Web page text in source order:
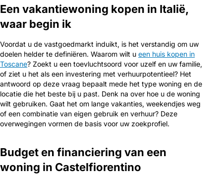
Een vakantiewoning kopen in Italië,
waar begin ik
Voordat u de vastgoedmarkt induikt, is het verstandig om uw
doelen helder te definiëren. Waarom wilt u een huis kopen in
Toscane? Zoekt u een toevluchtsoord voor uzelf en uw familie,
of ziet u het als een investering met verhuurpotentieel? Het
antwoord op deze vraag bepaalt mede het type woning en de
locatie die het beste bij u past. Denk na over hoe u de woning
wilt gebruiken. Gaat het om lange vakanties, weekendjes weg
of een combinatie van eigen gebruik en verhuur? Deze
overwegingen vormen de basis voor uw zoekprofiel.
Budget en financiering van een
woning in Castelfiorentino